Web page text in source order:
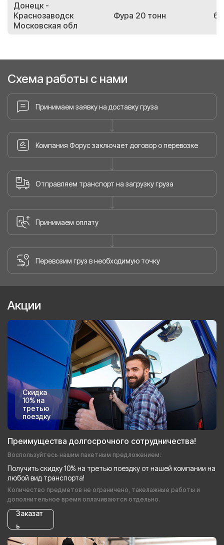
Донецк -
Краснозаводск
Московская обл
Фура 20 тонн
Схема работы с нами
Принимаем заявку на доставку груза
Компания Форус заключает договор о перевозке
Отправляем транспорт на загрузку груза
Принимаем оплату
Перевозим груз в необходимую точку
Акции
Скидка
10% на
третью
поездку
Преимущества долгосрочного сотрудничества!
Воспользуйтесь нашим пакетным предложением:
Получить скидку 10% на третью поездку от нашей компании на
любой вид транспорта!
Количество предметов не ограничено, такелажные работы и
дополнительное время оплачиваются отдельно.
Заказат
ь